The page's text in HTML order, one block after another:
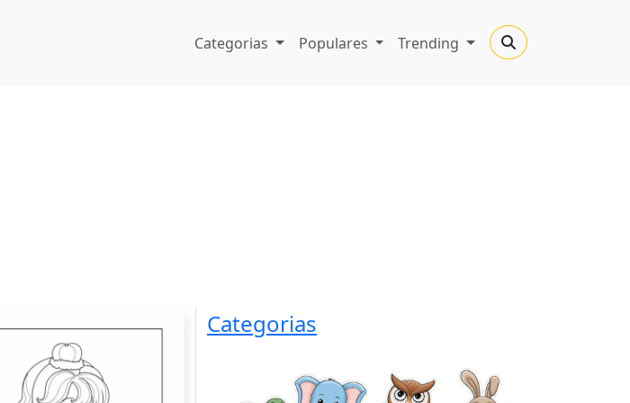
Categorias Populares Trending
Categorias